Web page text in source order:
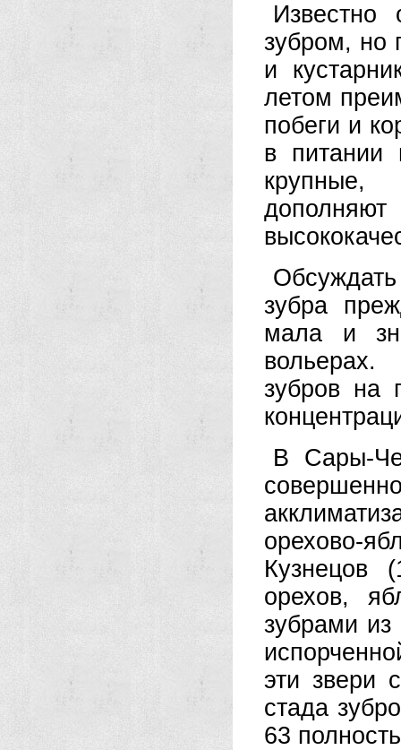
Известно
зубром, но
и
летом
побеги и
в питании
крупные,
зубра
мала и
вольерах.
зубров на
В Сары-
орехово-
Кузнецов
орехов,
зубрами
эти звери
стада
63